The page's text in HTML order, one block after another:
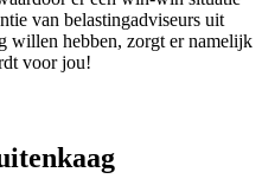
van belastingadviseurs uit
willen hebben, zorgt er namelijk
voor jou!